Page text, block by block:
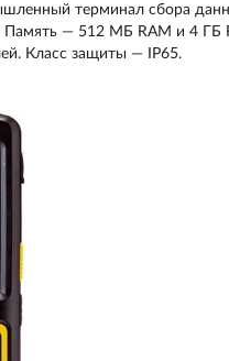
терминал сбора
Память — 512 МБ RAM и 4
Класс защиты — IP65.